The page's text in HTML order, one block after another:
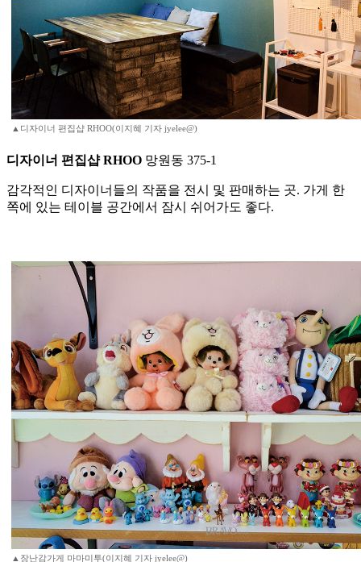
▲디자이너 편집샵 RHOO(이지혜 기자 jyelee@)
디자이너 편집샵 RHOO 망원동 375-1
감각적인 디자이너들의 작품을 전시 및 판매하는 곳. 가게 한
쪽에 있는 테이블 공간에서 잠시 쉬어가도 좋다.
▲장난감가게 마마미투(이지혜 기자 jyelee@)